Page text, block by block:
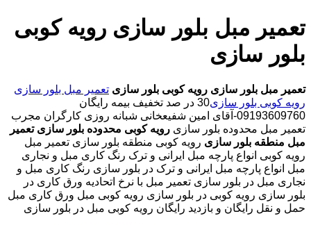
تعمیر مبل بلور سازی رویه کوبی
بلور سازی
تعمیر مبل بلور سازی رویه کوبی بلور سازی تعمیر مبل بلور سازی
رویه کوبی بلور سازی
30 در صد تخفیف بیمه رایگان
09193609760-آقای امین شفیعخانی شبانه روزی کارگران مجرب
تعمیر مبل محدوده بلور سازی رویه کوبی محدوده بلور سازی تعمیر
مبل منطقه بلور سازی رویه کوبی منطقه بلور سازی تعمیر مبل
رویه کوبی انواع پارچه مبل ایرانی و ترک رنگ کاری مبل و نجاری
مبل انواع پارچه مبل ایرانی و ترک در بلور سازی رنگ کاری مبل و
نجاری مبل در بلور سازی تعمیر مبل با نرخ اتحادیه ورق کاری در
بلور سازی رویه کوبی در بلور سازی رویه کوبی مبل ورق کاری مبل
حمل و نقل رایگان و بازدید رایگان رویه کوبی مبل در بلور سازی